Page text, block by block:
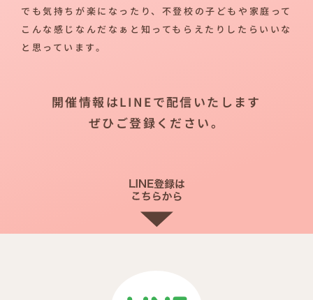
でも気持ちが楽になったり、不登校の子どもや家庭って
こんな感じなんだなぁと知ってもらえたりしたらいいな
と思っています。
開催情報はLINEで配信いたします
ぜひご登録ください。